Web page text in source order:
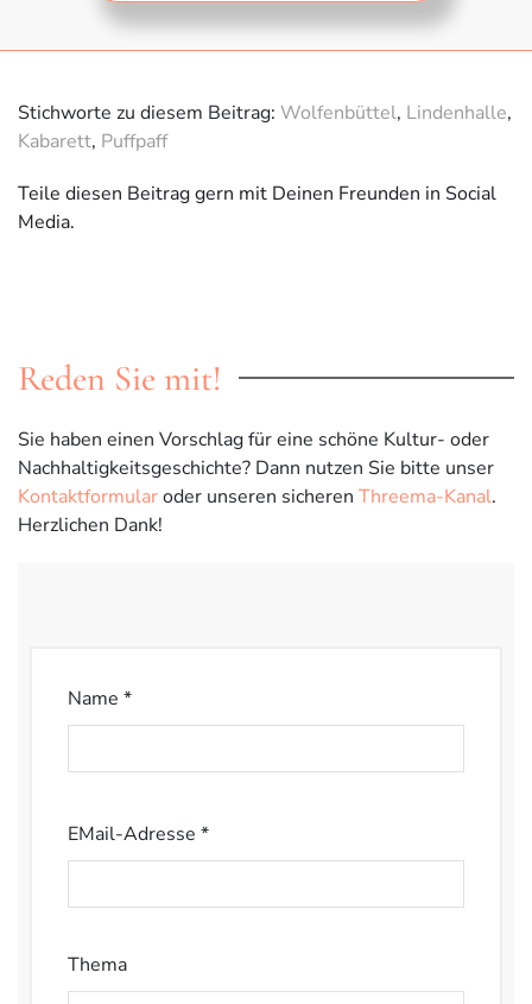
Stichworte zu diesem Beitrag: Wolfenbüttel, Lindenhalle,
Kabarett, Puffpaff
Teile diesen Beitrag gern mit Deinen Freunden in Social
Media.
Reden Sie mit!
Sie haben einen Vorschlag für eine schöne Kultur- oder
Nachhaltigkeitsgeschichte? Dann nutzen Sie bitte unser
Kontaktformularoder unseren sicheren Threema-Kanal.
Herzlichen Dank!
Name *
EMail-Adresse *
Thema